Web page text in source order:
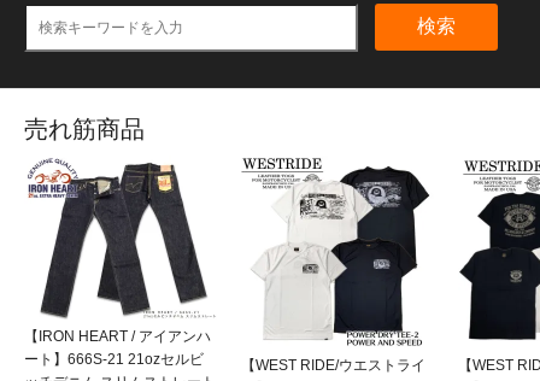
検索
売れ筋商品
【IRON HEART / アイアンハ
ート】666S-21 21ozセルビ
【WEST RIDE/ウエストライ
【WEST